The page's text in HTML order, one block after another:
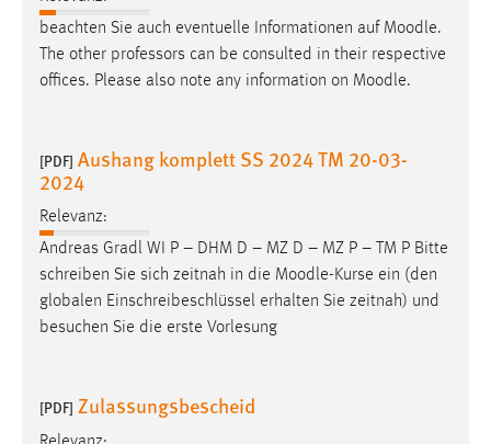
beachten Sie auch eventuelle Informationen auf Moodle.
The other professors can be consulted in their respective
offices. Please also note any information on Moodle.
[PDF] Aushang komplett SS 2024 TM 20-03-
2024
Relevanz:
Andreas Gradl WI P – DHM D – MZ D – MZ P – TM P Bitte
schreiben Sie sich zeitnah in die Moodle-Kurse ein (den
globalen Einschreibeschlüssel erhalten Sie zeitnah) und
besuchen Sie die erste Vorlesung
[PDF] Zulassungsbescheid